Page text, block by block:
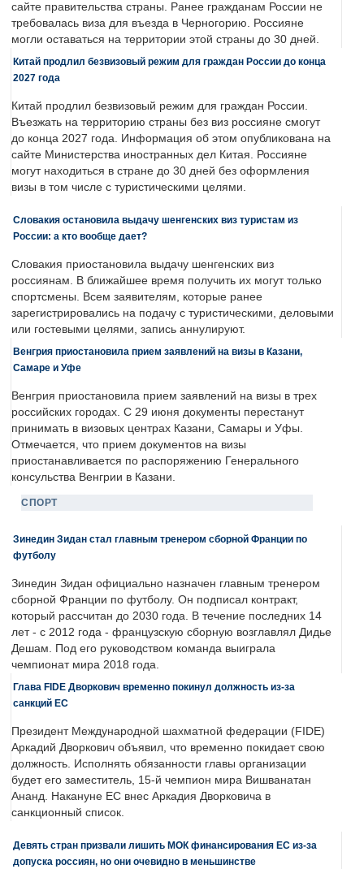
сайте правительства страны. Ранее гражданам России не
требовалась виза для въезда в Черногорию. Россияне
могли оставаться на территории этой страны до 30 дней.
Китай продлил безвизовый режим для граждан России до конца
2027 года
Китай продлил безвизовый режим для граждан России.
Въезжать на территорию страны без виз россияне смогут
до конца 2027 года. Информация об этом опубликована на
сайте Министерства иностранных дел Китая. Россияне
могут находиться в стране до 30 дней без оформления
визы в том числе с туристическими целями.
Словакия остановила выдачу шенгенских виз туристам из
России: а кто вообще дает?
Словакия приостановила выдачу шенгенских виз
россиянам. В ближайшее время получить их могут только
спортсмены. Всем заявителям, которые ранее
зарегистрировались на подачу с туристическими, деловыми
или гостевыми целями, запись аннулируют.
Венгрия приостановила прием заявлений на визы в Казани,
Самаре и Уфе
Венгрия приостановила прием заявлений на визы в трех
российских городах. С 29 июня документы перестанут
принимать в визовых центрах Казани, Самары и Уфы.
Отмечается, что прием документов на визы
приостанавливается по распоряжению Генерального
консульства Венгрии в Казани.
СПОРТ
Зинедин Зидан стал главным тренером сборной Франции по
футболу
Зинедин Зидан официально назначен главным тренером
сборной Франции по футболу. Он подписал контракт,
который рассчитан до 2030 года. В течение последних 14
лет - с 2012 года - французскую сборную возглавлял Дидье
Дешам. Под его руководством команда выиграла
чемпионат мира 2018 года.
Глава FIDE Дворкович временно покинул должность из-за
санкций ЕС
Президент Международной шахматной федерации (FIDE)
Аркадий Дворкович объявил, что временно покидает свою
должность. Исполнять обязанности главы организации
будет его заместитель, 15-й чемпион мира Вишванатан
Ананд. Накануне ЕС внес Аркадия Дворковича в
санкционный список.
Девять стран призвали лишить МОК финансирования ЕС из-за
допуска россиян, но они очевидно в меньшинстве